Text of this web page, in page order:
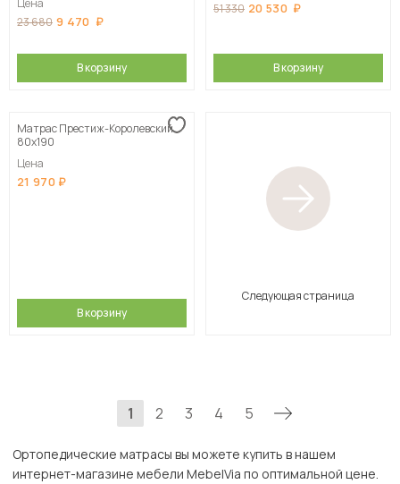
Цена
23 680 9 470
В корзину
51 330 20 530
В корзину
Матрас Престиж-Королевский
80х190
Цена
21 970
В корзину
Следующая страница
1 2 3 4 5
Ортопедические матрасы вы можете купить в нашем
интернет-магазине мебели MebelVia по оптимальной цене.